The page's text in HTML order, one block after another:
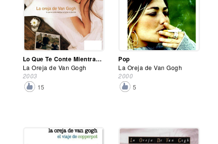
Lo Que Te Conte Mientras Te Hacias la Dormida
La Oreja de Van Gogh
2003
15
Pop
La Oreja de Van Gogh
2000
5